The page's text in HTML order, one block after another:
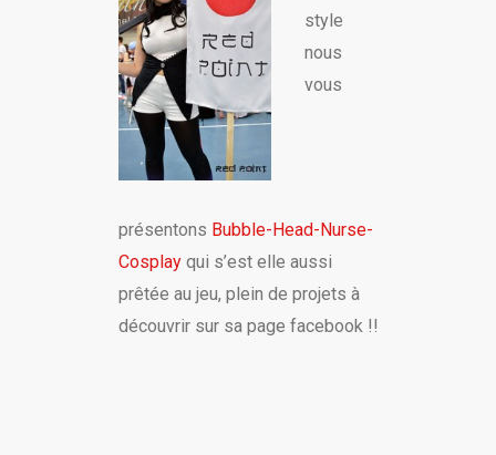
style
nous
vous
présentons Bubble-Head-Nurse-
Cosplayqui s’est elle aussi
prêtée au jeu, plein de projets à
découvrir sur sa page facebook !!